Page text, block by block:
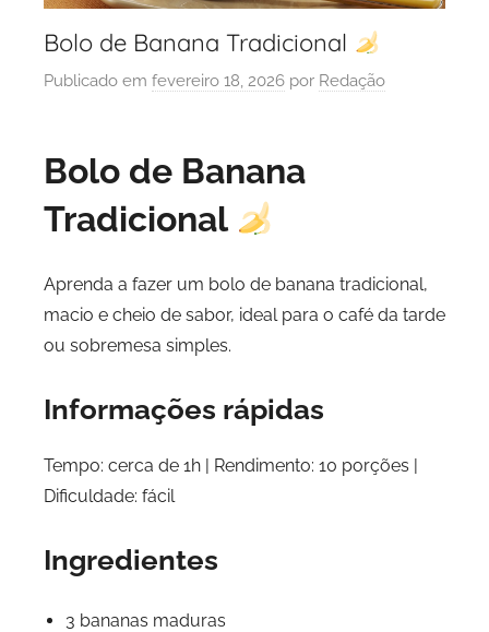
Bolo de Banana Tradicional
Publicado em fevereiro 18, 2026 por Redação
Bolo de Banana
Tradicional
Aprenda a fazer um bolo de banana tradicional,
macio e cheio de sabor, ideal para o café da tarde
ou sobremesa simples.
Informações rápidas
Tempo: cerca de 1h | Rendimento: 10 porções |
Dificuldade: fácil
Ingredientes
3 bananas maduras